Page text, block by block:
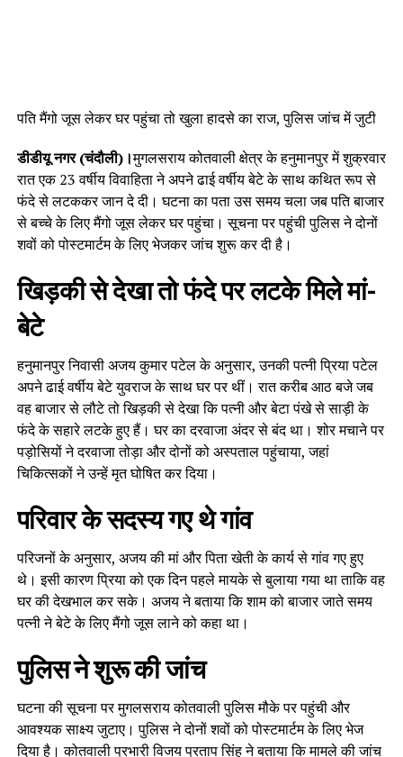
पति मैंगो जूस लेकर घर पहुंचा तो खुला हादसे का राज, पुलिस जांच में जुटी
डीडीयू नगर (चंदौली)।मुगलसराय कोतवाली क्षेत्र के हनुमानपुर में शुक्रवार
रात एक 23 वर्षीय विवाहिता ने अपने ढाई वर्षीय बेटे के साथ कथित रूप से
फंदे से लटककर जान दे दी। घटना का पता उस समय चला जब पति बाजार
से बच्चे के लिए मैंगो जूस लेकर घर पहुंचा। सूचना पर पहुंची पुलिस ने दोनों
शवों को पोस्टमार्टम के लिए भेजकर जांच शुरू कर दी है।
खिड़की से देखा तो फंदे पर लटके मिले मां-
बेटे
हनुमानपुर निवासी अजय कुमार पटेल के अनुसार, उनकी पत्नी प्रिया पटेल
अपने ढाई वर्षीय बेटे युवराज के साथ घर पर थीं। रात करीब आठ बजे जब
वह बाजार से लौटे तो खिड़की से देखा कि पत्नी और बेटा पंखे से साड़ी के
फंदे के सहारे लटके हुए हैं। घर का दरवाजा अंदर से बंद था। शोर मचाने पर
पड़ोसियों ने दरवाजा तोड़ा और दोनों को अस्पताल पहुंचाया, जहां
चिकित्सकों ने उन्हें मृत घोषित कर दिया।
परिवार के सदस्य गए थे गांव
परिजनों के अनुसार, अजय की मां और पिता खेती के कार्य से गांव गए हुए
थे। इसी कारण प्रिया को एक दिन पहले मायके से बुलाया गया था ताकि वह
घर की देखभाल कर सके। अजय ने बताया कि शाम को बाजार जाते समय
पत्नी ने बेटे के लिए मैंगो जूस लाने को कहा था।
पुलिस ने शुरू की जांच
घटना की सूचना पर मुगलसराय कोतवाली पुलिस मौके पर पहुंची और
आवश्यक साक्ष्य जुटाए। पुलिस ने दोनों शवों को पोस्टमार्टम के लिए भेज
दिया है। कोतवाली प्रभारी विजय प्रताप सिंह ने बताया कि मामले की जांच